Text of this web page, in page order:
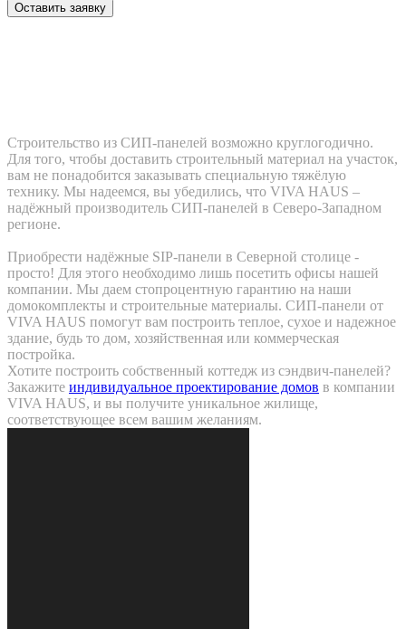
Строительство из СИП-панелей возможно круглогодично.
Для того, чтобы доставить строительный материал на участок,
вам не понадобится заказывать специальную тяжёлую
технику. Мы надеемся, вы убедились, что VIVA HAUS –
надёжный производитель СИП-панелей в Северо-Западном
регионе.
Приобрести надёжные SIP-панели в Северной столице -
просто! Для этого необходимо лишь посетить офисы нашей
компании. Мы даем стопроцентную гарантию на наши
домокомплекты и строительные материалы. СИП-панели от
VIVA HAUS помогут вам построить теплое, сухое и надежное
здание, будь то дом, хозяйственная или коммерческая
постройка.
Хотите построить собственный коттедж из сэндвич-панелей?
Закажите индивидуальное проектирование домов в компании
VIVA HAUS, и вы получите уникальное жилище,
соответствующее всем вашим желаниям.